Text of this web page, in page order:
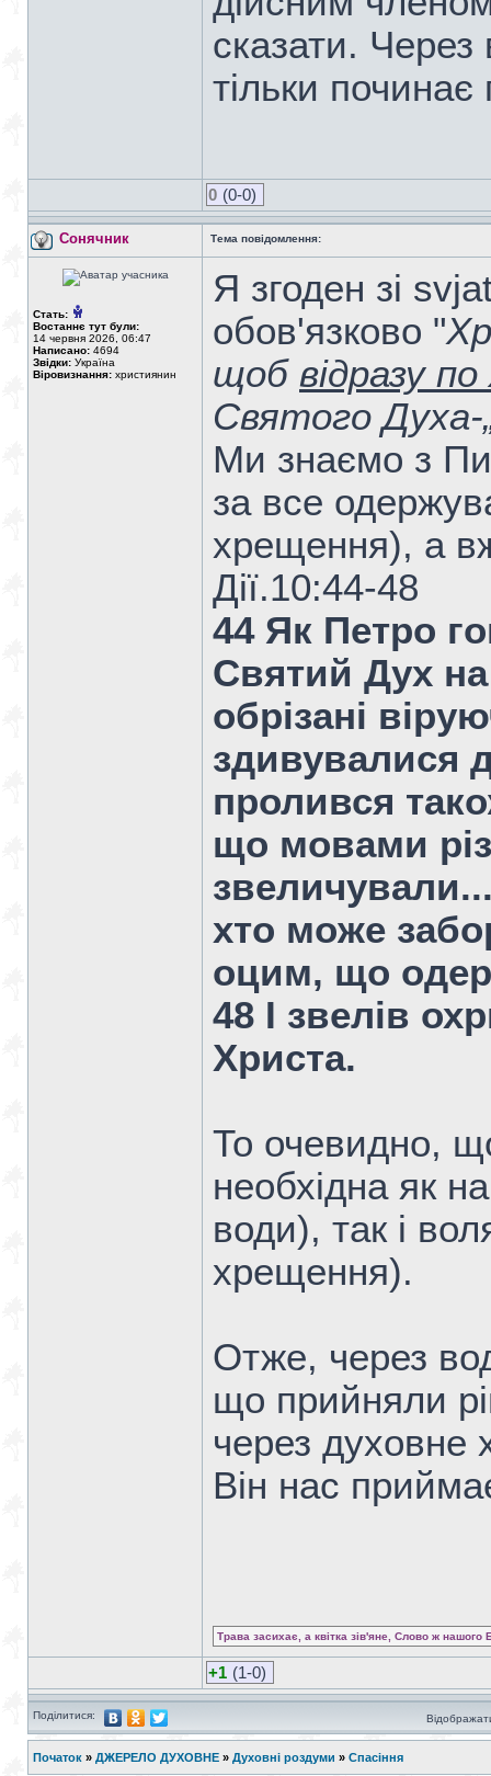
сказати.
тільки
0 (0-0)
Сонячник Тема повідомлення:
Стать:
Востаннє тут були:
14 червня 2026, 06:47
Написано: 4694
Звідки: Україна
Віровизнання: християнин
Я згоден зі
обов'язково "
щоб відразу
Святого Духа-
Ми знаємо з
за все
хрещення), а
Дiї.10:44-48
44 Як Петро
Святий Дух
обрізані
здивувалися
пролився
що мовами
хто може
оцим, що
48 І звелів
Христа.
То очевидно,
необхідна як
води), так і
хрещення).
Отже, через
що прийняли
через духовне
Він нас
Трава засихає, а квітка зів'яне, Слово ж нашого
+1 (1-0)
Поділитися:
Початок » ДЖЕРЕЛО ДУХОВНЕ » Духовні роздуми » Спасіння